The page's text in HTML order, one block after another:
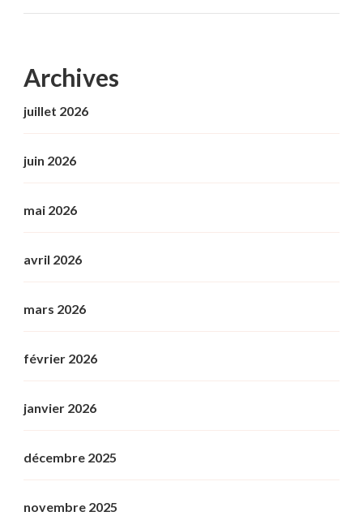
Archives
juillet 2026
juin 2026
mai 2026
avril 2026
mars 2026
février 2026
janvier 2026
décembre 2025
novembre 2025